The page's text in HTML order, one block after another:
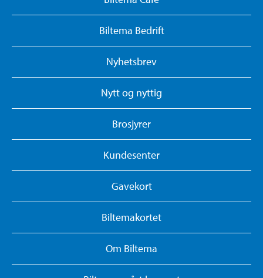
Biltema Bedrift
Nyhetsbrev
Nytt og nyttig
Brosjyrer
Kundesenter
Gavekort
Biltemakortet
Om Biltema